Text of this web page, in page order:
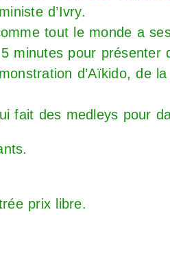
d’Ivry.
tout le monde a
minutes pour présenter
d’Aïkido, de
fait des medleys pour
prix libre.